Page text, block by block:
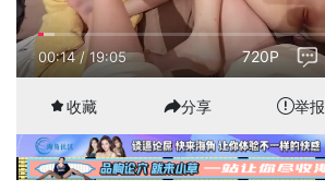
00:15/19:05 720P
收藏 分享 举报